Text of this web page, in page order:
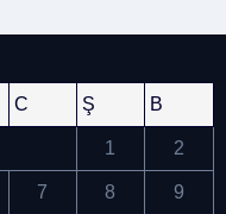
C Ş B
1 2
7 8 9